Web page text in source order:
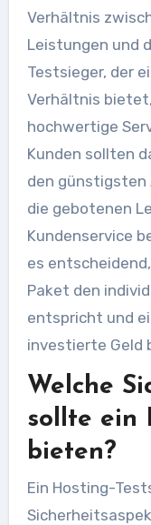
Verhältnis
Leistungen und
Testsieger, der
Verhältnis
hochwertige
Kunden sollten
den günstigsten
die gebotenen
Kundenservice
es
Paket den
entspricht und
investierte Geld
Welche
sollte ein
bieten?
Ein Hosting-